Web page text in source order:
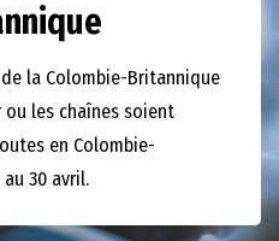
la Colombie-Britannique
ou les chaînes soient
en Colombie-
30 avril.